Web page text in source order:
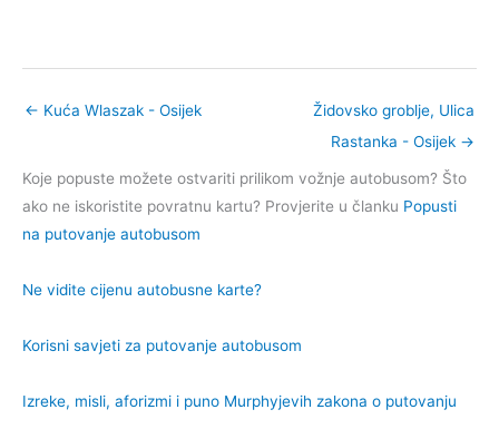
← Kuća Wlaszak - Osijek
Židovsko groblje, Ulica
Rastanka - Osijek →
Koje popuste možete ostvariti prilikom vožnje autobusom? Što
ako ne iskoristite povratnu kartu? Provjerite u članku Popusti
na putovanje autobusom
Ne vidite cijenu autobusne karte?
Korisni savjeti za putovanje autobusom
Izreke, misli, aforizmi i puno Murphyjevih zakona o putovanju